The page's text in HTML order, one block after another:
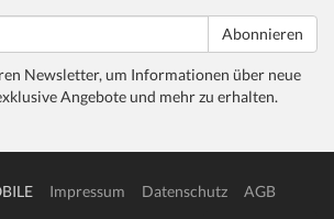
Abonnieren
Newsletter, um Informationen über neue
Angebote und mehr zu erhalten.
Impressum Datenschutz
AGB